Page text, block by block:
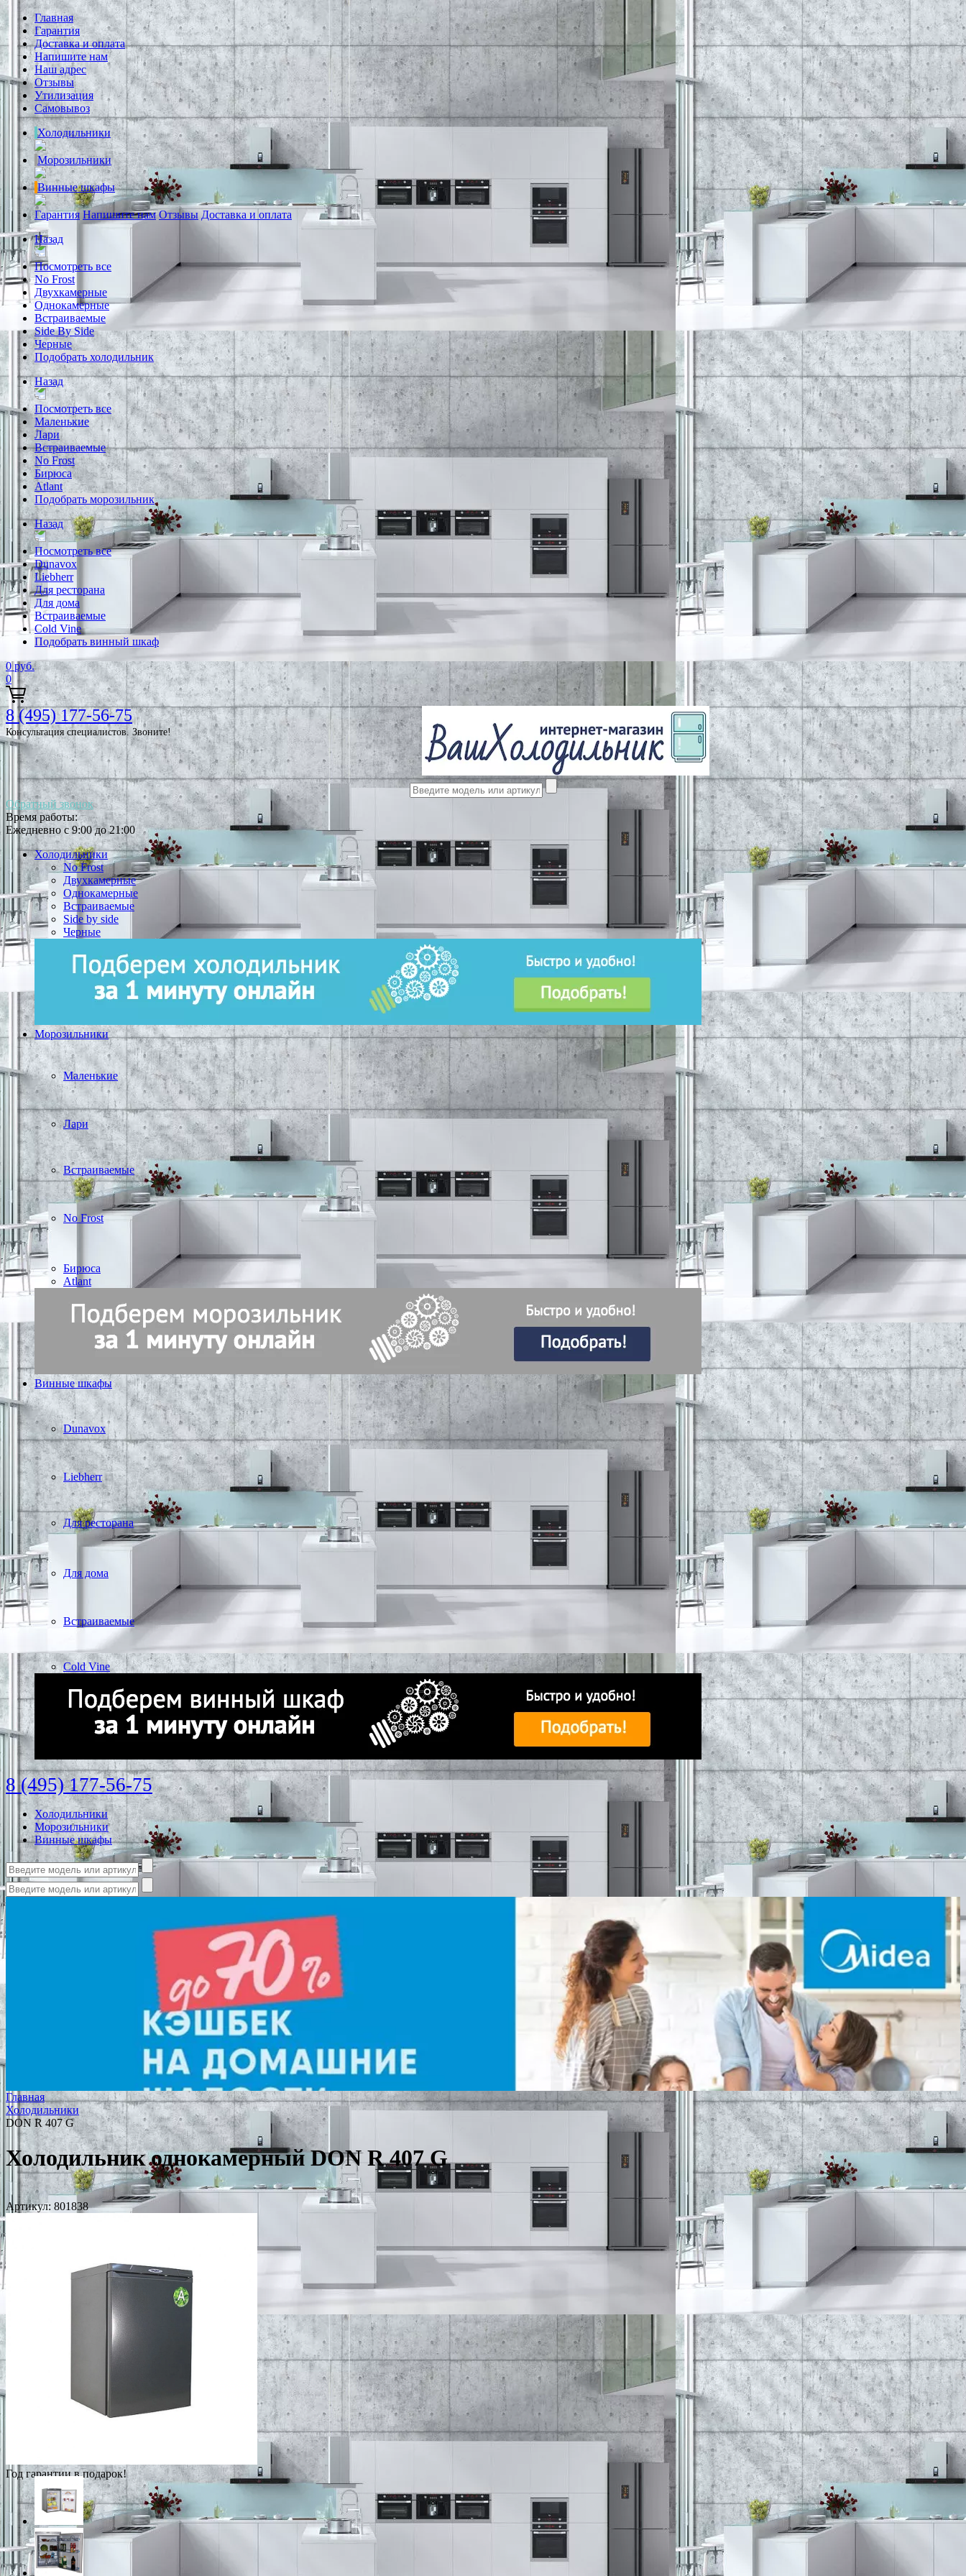
Главная
Гарантия
Доставка и оплата
Напишите нам
Наш адрес
Отзывы
Утилизация
Самовывоз
Холодильники
Морозильники
Винные шкафы
Гарантия Напишите нам Отзывы Доставка и оплата
Назад
Посмотреть все
No Frost
Двухкамерные
Однокамерные
Встраиваемые
Side By Side
Черные
Подобрать холодильник
Назад
Посмотреть все
Маленькие
Лари
Встраиваемые
No Frost
Бирюса
Atlant
Подобрать морозильник
Назад
Посмотреть все
Dunavox
Liebherr
Для ресторана
Для дома
Встраиваемые
Cold Vine
Подобрать винный шкаф
0 руб.
0
8 (495) 177-56-75
Консультация специалистов. Звоните!
Обратный звонок
Время работы:
Ежедневно с 9:00 до 21:00
Холодильники
No Frost
Двухкамерные
Однокамерные
Встраиваемые
Side by side
Черные
Морозильники
Маленькие
Лари
Встраиваемые
No Frost
Бирюса
Atlant
Винные шкафы
Dunavox
Liebherr
Для ресторана
Для дома
Встраиваемые
Cold Vine
8 (495) 177-56-75
Холодильники
Морозильники
Винные шкафы
Главная
Холодильники
DON R 407 G
Холодильник однокамерный DON R 407 G
Артикул: 801838
Год гарантии в подарок!